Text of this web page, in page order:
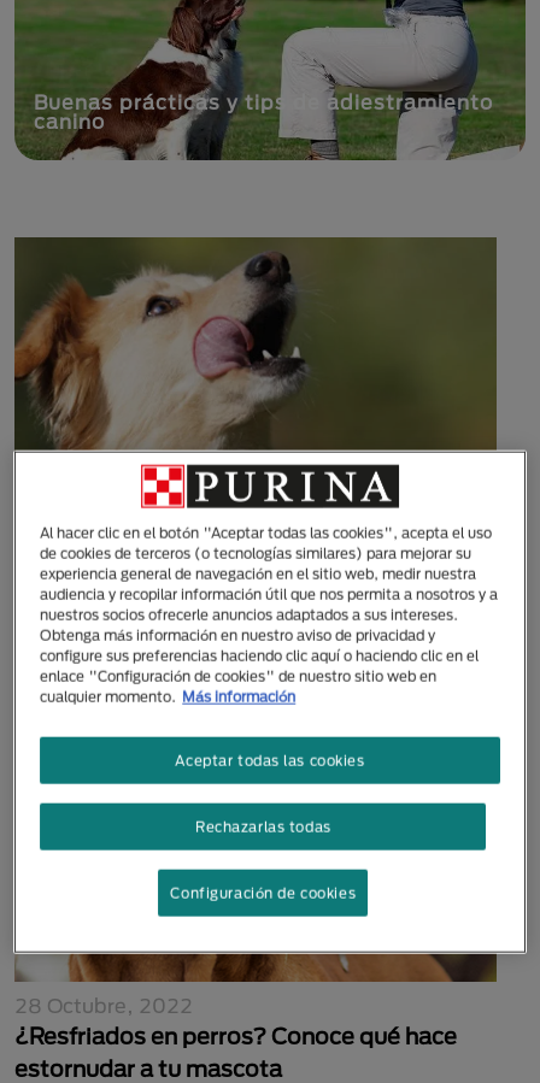
Celo canino: ¿cuánto dura el periodo de
una perra y cómo cuidarla?
07 Marzo, 2025
¿Los perros pueden comer piña? Todo lo
que necesitas saber
28 Octubre, 2022
¿Resfriados en perros? Conoce qué hace
estornudar a tu mascota
Al hacer clic en el botón "Aceptar todas las cookies", acepta el uso
de cookies de terceros (o tecnologías similares) para mejorar su
experiencia general de navegación en el sitio web, medir nuestra
audiencia y recopilar información útil que nos permita a nosotros y a
nuestros socios ofrecerle anuncios adaptados a sus intereses.
Obtenga más información en nuestro aviso de privacidad y
configure sus preferencias haciendo clic aquí o haciendo clic en el
enlace "Configuración de cookies" de nuestro sitio web en
cualquier momento. Más información
Rechazarlas todas
Aceptar todas las cookies
Configuración de cookies